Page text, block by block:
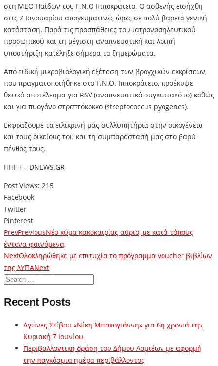
στη ΜΕΘ Παίδων του Γ.Ν.Θ Ιπποκράτειο. Ο ασθενής εισήχθη
στις 7 Ιανουαρίου απογευματινές ώρες σε πολύ βαρειά γενική
κατάσταση. Παρά τις προσπάθειες του ιατρονοσηλευτικού
προσωπικού και τη μέγιστη αναπνευστική και λοιπή
υποστήριξη κατέληξε σήμερα τα ξημερώματα.
Από ειδική μικροβιολογική εξέταση των βρογχικών εκκρίσεων,
που πραγματοποιήθηκε στο Γ.Ν.Θ. Ιπποκράτειο, προέκυψε
θετικό αποτέλεσμα για RSV (αναπνευστικό συγκυτιακό ιό) καθώς
και για πυογόνο στρεπτόκοκκο (streptococcus pyogenes).
Εκφράζουμε τα ειλικρινή μας συλλυπητήρια στην οικογένεια
και τους οικείους του και τη συμπαράστασή μας στο βαρύ
πένθος τους.
ΠΗΓΗ – DNEWS.GR
Post Views: 215
Facebook
Twitter
Pinterest
PrevPreviousΝέο κύμα κακοκαιρίας αύριο, με κατά τόπους
έντονα φαινόμενα,
NextΟλοκληρώθηκε με επιτυχία το πρόγραμμα voucher βιβλίων
της ΔΥΠΑNext
Recent Posts
Αγώνες Στίβου «Νίκη Μπακογιάννη» για 6η χρονιά την
Κυριακή 7 Ιουνίου
Περιβαλλοντική δράση του Δήμου Λαμιέων με αφορμή
την παγκόσμια ημέρα περιβάλλοντος